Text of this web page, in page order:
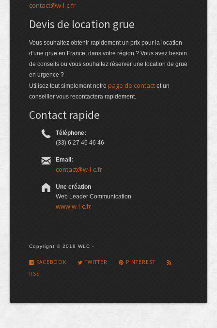
contact@w-l-c.fr
Devis de location grue
Vous souhaitez obtenir rapidement un prix pour la location
d'une grue en France, dans votre région ? Vous avez besoin
de conseils ou vous souhaitez réserver une location de grue
en urgence ?
Utilisez tout simplement notre page de contact et un
conseiller vous recontactera rapidement.
Contact rapide
Téléphone:
(33) 6 27 46 46 46
Email:
contact@w-l-c.fr
Une création
Web Leader Communication
www.w-l-c.fr
Copyright © 2018 WLC -
FACEBOOK TWITTER
PINTEREST
RSS